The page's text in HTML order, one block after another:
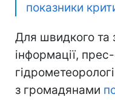
показники
Для швидкого та
інформації,
з громадянами